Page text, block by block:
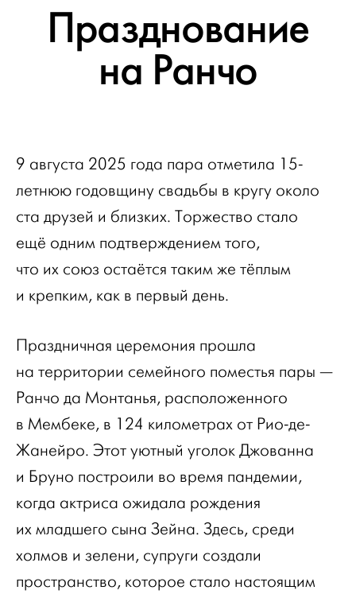
Празднование
на Ранчо
9 августа 2025 года пара отметила 15-
летнюю годовщину свадьбы в кругу около
ста друзей и близких. Торжество стало
ещё одним подтверждением того,
что их союз остаётся таким же тёплым
и крепким, как в первый день.
Праздничная церемония прошла
на территории семейного поместья пары —
Ранчо да Монтанья, расположенного
в Мембеке, в 124 километрах от Рио-де-
Жанейро. Этот уютный уголок Джованна
и Бруно построили во время пандемии,
когда актриса ожидала рождения
их младшего сына Зейна. Здесь, среди
холмов и зелени, супруги создали
пространство, которое стало настоящим